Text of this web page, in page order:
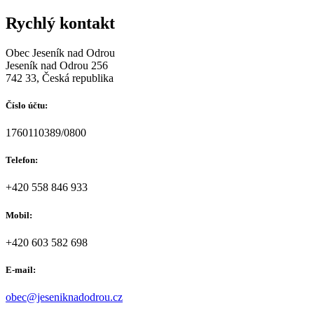
Rychlý kontakt
Obec Jeseník nad Odrou
Jeseník nad Odrou 256
742 33, Česká republika
Číslo účtu:
1760110389/0800
Telefon:
+420 558 846 933
Mobil:
+420 603 582 698
E-mail:
obec@jeseniknadodrou.cz